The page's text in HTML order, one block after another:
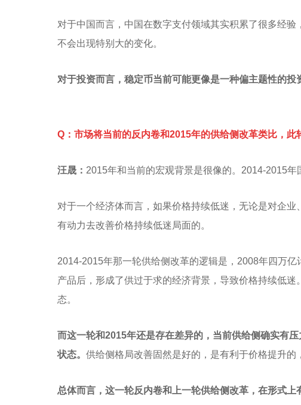
对于中国而言，中国在数字支付领域其实积累了很多经
不会出现特别大的变化。
对于投资而言，稳定币当前可能更像是一种偏主题性的
Q：市场将当前的反内卷和2015年的供给侧改革类比，此
汪晟： 2015年和当前的宏观背景是很像的。2014-2015
对于一个经济体而言，如果价格持续低迷，无论是对企
有动力去改善价格持续低迷局面的。
2014-2015年那一轮供给侧改革的逻辑是，2008年四万
产品后，形成了供过于求的经济背景，导致价格持续低
态。
而这一轮和2015年还是存在差异的，当前供给侧确实有
状态。 供给侧格局改善固然是好的，是有利于价格提升的
总体而言，这一轮反内卷和上一轮供给侧改革，在形式